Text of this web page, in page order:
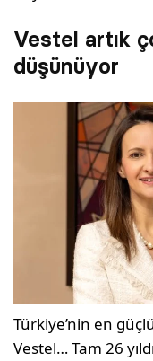
Vestel artık
düşünüyor
Türkiye’nin en
Vestel… Tam 26